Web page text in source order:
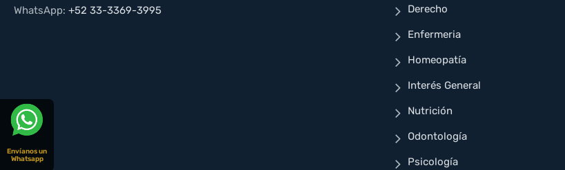
WhatsApp: +52 33-3369-3995
Derecho
Enfermeria
Homeopatía
Interés General
Nutrición
Odontología
Psicología
Envíanos un
Whatsapp